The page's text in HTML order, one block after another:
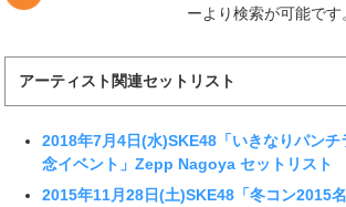
ーより検索が可能です
アーティスト関連セットリスト
2018年7月4日(水)SKE48「いきなりパンチ
念イベント」Zepp Nagoya セットリスト
2015年11月28日(土)SKE48「冬コン2015